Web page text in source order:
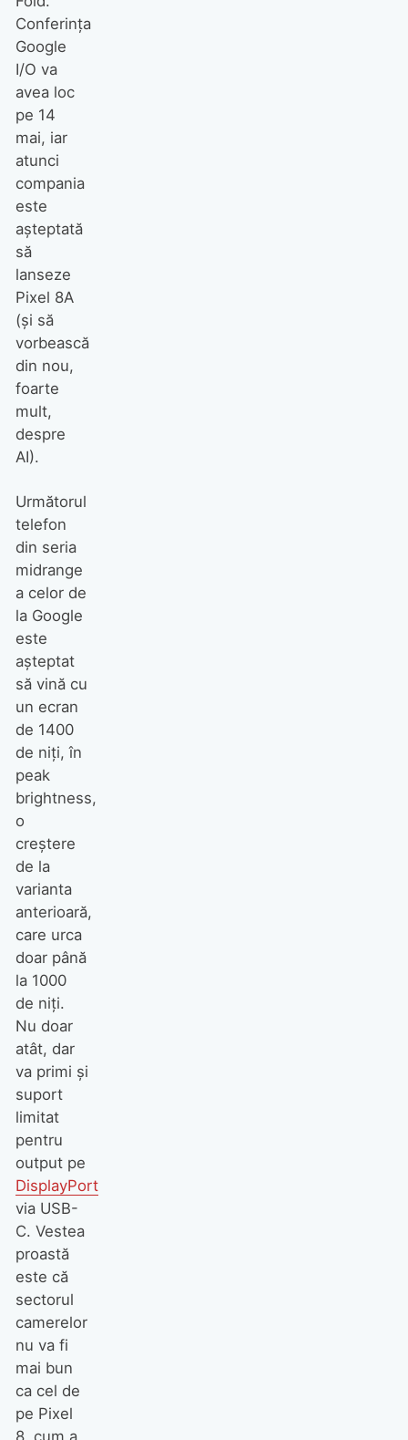
Conferința
Google
I/O va
avea loc
pe 14
mai, iar
atunci
compania
este
așteptată
să
lanseze
Pixel 8A
(și să
vorbească
din nou,
foarte
mult,
despre
AI).
Următorul
telefon
din seria
midrange
a celor de
la Google
este
așteptat
să vină cu
un ecran
de 1400
de niți, în
peak
brightness,
o
creștere
de la
varianta
anterioară,
care urca
doar până
la 1000
de niți.
Nu doar
atât, dar
va primi și
suport
limitat
pentru
output pe
DisplayPort
via USB-
C. Vestea
proastă
este că
sectorul
camerelor
nu va fi
mai bun
ca cel de
pe Pixel
8, cum a